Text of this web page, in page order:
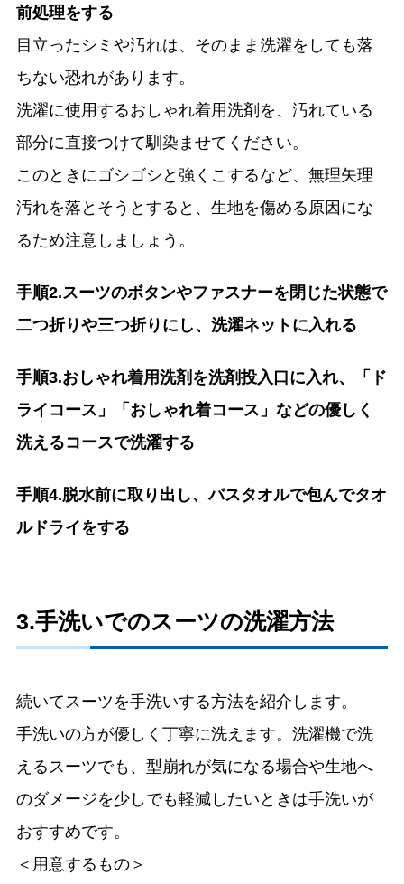
前処理をする
目立ったシミや汚れは、そのまま洗濯をしても落
ちない恐れがあります。
洗濯に使用するおしゃれ着用洗剤を、汚れている
部分に直接つけて馴染ませてください。
このときにゴシゴシと強くこするなど、無理矢理
汚れを落とそうとすると、生地を傷める原因にな
るため注意しましょう。
手順2.スーツのボタンやファスナーを閉じた状態で
二つ折りや三つ折りにし、洗濯ネットに入れる
手順3.おしゃれ着用洗剤を洗剤投入口に入れ、「ド
ライコース」「おしゃれ着コース」などの優しく
洗えるコースで洗濯する
手順4.脱水前に取り出し、バスタオルで包んでタオ
ルドライをする
3.手洗いでのスーツの洗濯方法
続いてスーツを手洗いする方法を紹介します。
手洗いの方が優しく丁寧に洗えます。洗濯機で洗
えるスーツでも、型崩れが気になる場合や生地へ
のダメージを少しでも軽減したいときは手洗いが
おすすめです。
＜用意するもの＞